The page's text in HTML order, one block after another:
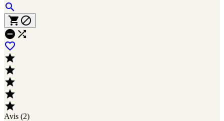

 
 






Avis (2)